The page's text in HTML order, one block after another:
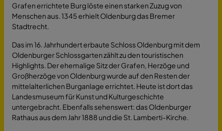
Grafen errichtete Burg löste einen starken Zuzug von
Menschen aus. 1345 erhielt Oldenburg das Bremer
Stadtrecht.
Das im 16. Jahrhundert erbaute Schloss Oldenburg mit dem
Oldenburger Schlossgarten zählt zu den touristischen
Highlights. Der ehemalige Sitz der Grafen, Herzöge und
Großherzöge von Oldenburg wurde auf den Resten der
mittelalterlichen Burganlage errichtet. Heute ist dort das
Landesmuseum für Kunst und Kulturgeschichte
untergebracht. Ebenfalls sehenswert: das Oldenburger
Rathaus aus dem Jahr 1888 und die St. Lamberti-Kirche.